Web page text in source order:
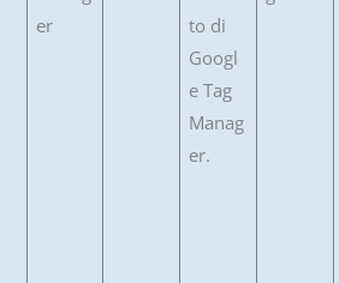
er
to di
Googl
e Tag
Manag
er.